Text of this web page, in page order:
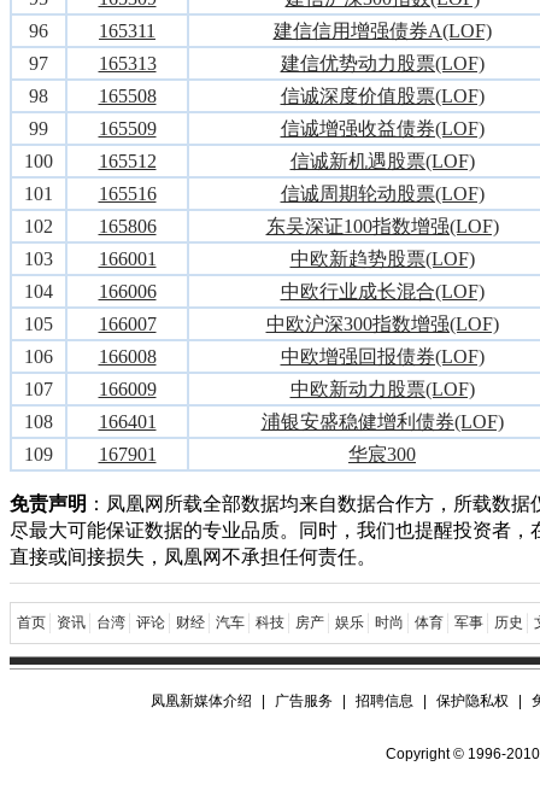
96
165311
建信信用增强债券A(LOF)
97
165313
建信优势动力股票(LOF)
98
165508
信诚深度价值股票(LOF)
99
165509
信诚增强收益债券(LOF)
100
165512
信诚新机遇股票(LOF)
101
165516
信诚周期轮动股票(LOF)
102
165806
东吴深证100指数增强(LOF)
103
166001
中欧新趋势股票(LOF)
104
166006
中欧行业成长混合(LOF)
105
166007
中欧沪深300指数增强(LOF)
106
166008
中欧增强回报债券(LOF)
107
166009
中欧新动力股票(LOF)
108
166401
浦银安盛稳健增利债券(LOF)
109
167901 华宸300
免责声明 ：凤凰网所载全部数据均来自数据合作方，所载数
尽最大可能保证数据的专业品质。同时，我们也提醒投资者
直接或间接损失，凤凰网不承担任何责任。
首页 资讯 台湾 评论 财经 汽车 科技 房产 娱乐 时尚 体育 军事 历史
凤凰新媒体介绍 广告服务 招聘信息 保护隐私权
Copyright © 1996-